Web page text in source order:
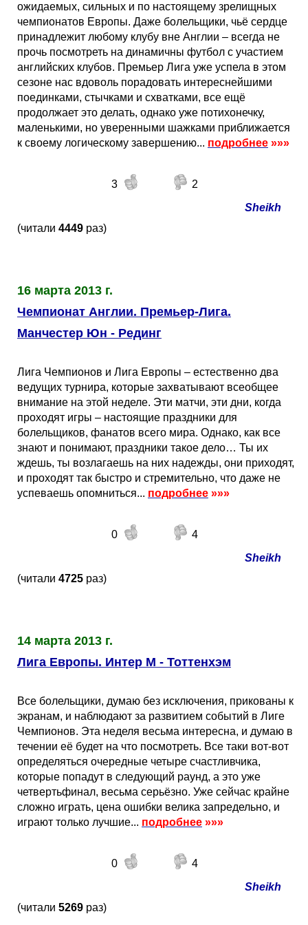
ожидаемых, сильных и по настоящему зрелищных
чемпионатов Европы. Даже болельщики, чьё сердце
принадлежит любому клубу вне Англии – всегда не
прочь посмотреть на динамичны футбол с участием
английских клубов. Премьер Лига уже успела в этом
сезоне нас вдоволь порадовать интереснейшими
поединками, стычками и схватками, все ещё
продолжает это делать, однако уже потихонечку,
маленькими, но уверенными шажками приближается
к своему логическому завершению... подробнее »»»
3
2
Sheikh
(читали 4449 раз)
16 марта 2013 г.
Чемпионат Англии. Премьер-Лига.
Манчестер Юн - Рединг
Лига Чемпионов и Лига Европы – естественно два
ведущих турнира, которые захватывают всеобщее
внимание на этой неделе. Эти матчи, эти дни, когда
проходят игры – настоящие праздники для
болельщиков, фанатов всего мира. Однако, как все
знают и понимают, праздники такое дело… Ты их
ждешь, ты возлагаешь на них надежды, они приходят,
и проходят так быстро и стремительно, что даже не
успеваешь опомниться... подробнее »»»
0
4
Sheikh
(читали 4725 раз)
14 марта 2013 г.
Лига Европы. Интер М - Тоттенхэм
Все болельщики, думаю без исключения, прикованы к
экранам, и наблюдают за развитием событий в Лиге
Чемпионов. Эта неделя весьма интересна, и думаю в
течении её будет на что посмотреть. Все таки вот-вот
определяться очередные четыре счастливчика,
которые попадут в следующий раунд, а это уже
четвертьфинал, весьма серьёзно. Уже сейчас крайне
сложно играть, цена ошибки велика запредельно, и
играют только лучшие... подробнее »»»
0
4
Sheikh
(читали 5269 раз)